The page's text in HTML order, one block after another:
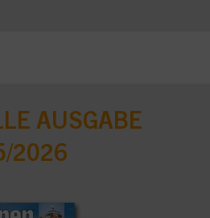
AUSGABE
2026